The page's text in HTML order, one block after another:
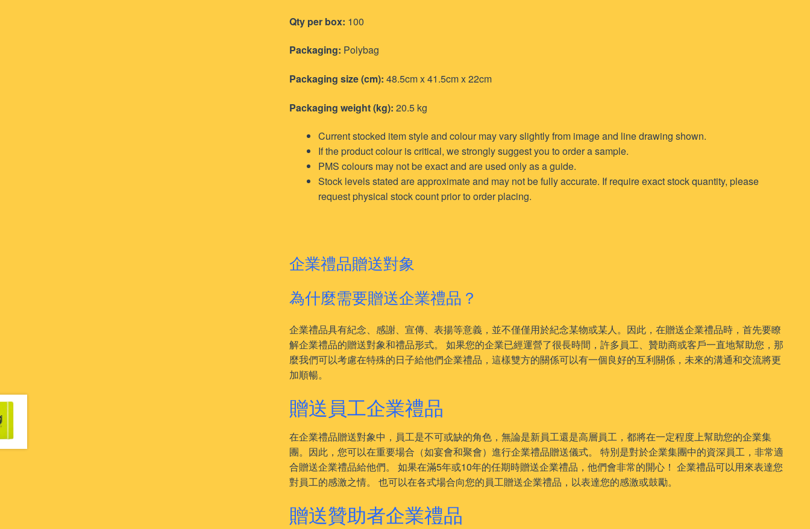
Qty per box: 100
Packaging: Polybag
Packaging size (cm): 48.5cm x 41.5cm x 22cm
Packaging weight (kg): 20.5 kg
Current stocked item style and colour may vary slightly from image and line drawing shown.
If the product colour is critical, we strongly suggest you to order a sample.
PMS colours may not be exact and are used only as a guide.
Stock levels stated are approximate and may not be fully accurate. If require exact stock quantity, please
request physical stock count prior to order placing.
企業禮品贈送對象
為什麼需要贈送企業禮品？
企業禮品具有紀念、感謝、宣傳、表揚等意義，並不僅僅用於紀念某物或某人。因此，在贈送企業禮品時，首先要瞭
解企業禮品的贈送對象和禮品形式。 如果您的企業已經運營了很長時間，許多員工、贊助商或客戶一直地幫助您，那
麼我們可以考慮在特殊的日子給他們企業禮品，這樣雙方的關係可以有一個良好的互利關係，未來的溝通和交流將更
加順暢。
贈送員工企業禮品
在企業禮品贈送對象中，員工是不可或缺的角色，無論是新員工還是高層員工，都將在一定程度上幫助您的企業集
團。因此，您可以在重要場合（如宴會和聚會）進行企業禮品贈送儀式。 特別是對於企業集團中的資深員工，非常適
合贈送企業禮品給他們。 如果在滿5年或10年的任期時贈送企業禮品，他們會非常的開心！ 企業禮品可以用來表達您
對員工的感激之情。 也可以在各式場合向您的員工贈送企業禮品，以表達您的感激或鼓勵。
贈送贊助者企業禮品